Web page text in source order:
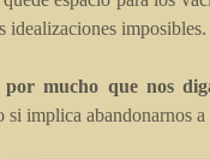
idealizaciones imposibles.
por mucho que nos
si implica abandonarnos a